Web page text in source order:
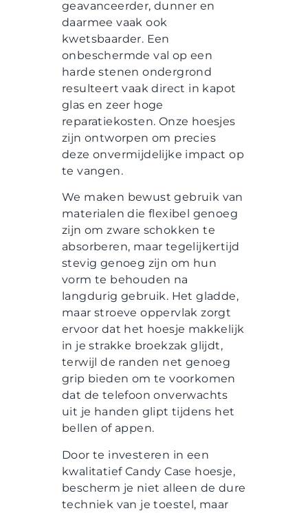
geavanceerder, dunner en
daarmee vaak ook
kwetsbaarder. Een
onbeschermde val op een
harde stenen ondergrond
resulteert vaak direct in kapot
glas en zeer hoge
reparatiekosten. Onze hoesjes
zijn ontworpen om precies
deze onvermijdelijke impact op
te vangen.
We maken bewust gebruik van
materialen die flexibel genoeg
zijn om zware schokken te
absorberen, maar tegelijkertijd
stevig genoeg zijn om hun
vorm te behouden na
langdurig gebruik. Het gladde,
maar stroeve oppervlak zorgt
ervoor dat het hoesje makkelijk
in je strakke broekzak glijdt,
terwijl de randen net genoeg
grip bieden om te voorkomen
dat de telefoon onverwachts
uit je handen glipt tijdens het
bellen of appen.
Door te investeren in een
kwalitatief Candy Case hoesje,
bescherm je niet alleen de dure
techniek van je toestel, maar